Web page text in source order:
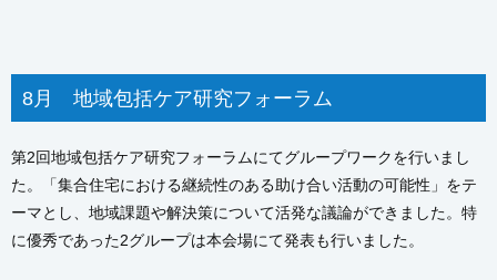
8月 地域包括ケア研究フォーラム
第2回地域包括ケア研究フォーラムにてグループワークを行いまし
た。「集合住宅における継続性のある助け合い活動の可能性」をテ
ーマとし、地域課題や解決策について活発な議論ができました。特
に優秀であった2グループは本会場にて発表も行いました。